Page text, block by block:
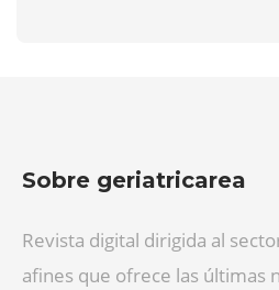
Sobre geriatricarea
Revista digital dirigida al
afines que ofrece las últimas